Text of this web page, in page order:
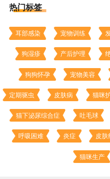
热门标签
耳部感染 宠物训练
狗湿疹 产后护理
狗狗怀孕 宠物美容
定期驱虫 皮肤病 猫咪
猫下泌尿综合症 吐毛球
呼吸困难 炎症 皮肤
猫咪生产